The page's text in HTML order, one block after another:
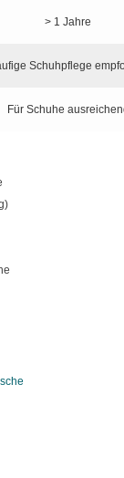
> 1 Jahre
Schuhpflege
Für Schuhe